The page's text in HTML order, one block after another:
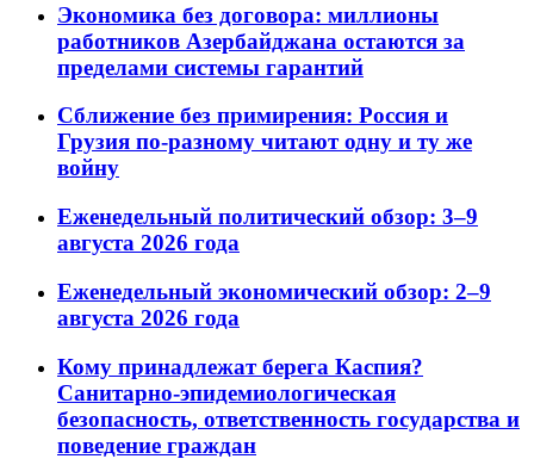
Экономика без договора: миллионы
работников Азербайджана остаются за
пределами системы гарантий
Сближение без примирения: Россия и
Грузия по-разному читают одну и ту же
войну
Еженедельный политический обзор: 3–9
августа 2026 года
Еженедельный экономический обзор: 2–9
августа 2026 года
Кому принадлежат берега Каспия?
Санитарно-эпидемиологическая
безопасность, ответственность государства и
поведение граждан